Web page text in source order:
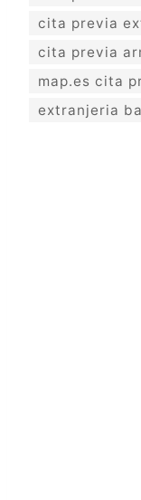
cita previa
cita previa
map.es cita
extranjeria